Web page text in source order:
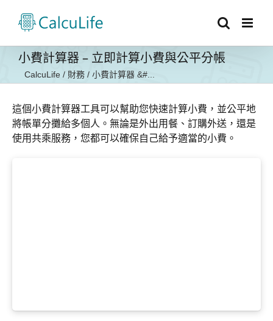
小費計算器 – 立即計算小費與公平分帳
CalcuLife / 財務 / 小費計算器 &#...
這個小費計算器工具可以幫助您快速計算小費，並公平地
將帳單分攤給多個人。無論是外出用餐、訂購外送，還是
使用共乘服務，您都可以確保自己給予適當的小費。